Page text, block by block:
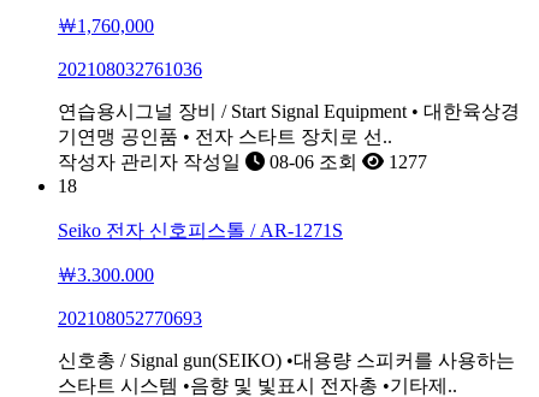
￦1,760,000
202108032761036
연습용시그널 장비 / Start Signal Equipment • 대한육상경
기연맹 공인품 • 전자 스타트 장치로 선..
작성자 관리자 작성일 08-06 조회
1277
18
Seiko 전자 신호피스톨 / AR-1271S
￦3.300.000
202108052770693
신호총 / Signal gun(SEIKO) •대용량 스피커를 사용하는
스타트 시스템 •음향 및 빛표시 전자총 •기타제..